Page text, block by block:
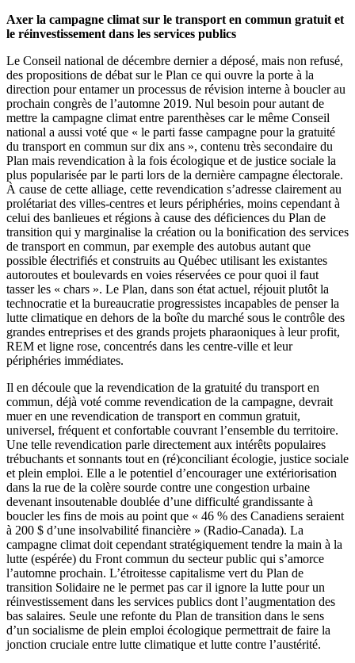
Axer la campagne climat sur le transport en commun gratuit et
le réinvestissement dans les services publics
Le Conseil national de décembre dernier a déposé, mais non refusé,
des propositions de débat sur le Plan ce qui ouvre la porte à la
direction pour entamer un processus de révision interne à boucler au
prochain congrès de l’automne 2019. Nul besoin pour autant de
mettre la campagne climat entre parenthèses car le même Conseil
national a aussi voté que « le parti fasse campagne pour la gratuité
du transport en commun sur dix ans », contenu très secondaire du
Plan mais revendication à la fois écologique et de justice sociale la
plus popularisée par le parti lors de la dernière campagne électorale.
À cause de cette alliage, cette revendication s’adresse clairement au
prolétariat des villes-centres et leurs périphéries, moins cependant à
celui des banlieues et régions à cause des déficiences du Plan de
transition qui y marginalise la création ou la bonification des services
de transport en commun, par exemple des autobus autant que
possible électrifiés et construits au Québec utilisant les existantes
autoroutes et boulevards en voies réservées ce pour quoi il faut
tasser les « chars ». Le Plan, dans son état actuel, réjouit plutôt la
technocratie et la bureaucratie progressistes incapables de penser la
lutte climatique en dehors de la boîte du marché sous le contrôle des
grandes entreprises et des grands projets pharaoniques à leur profit,
REM et ligne rose, concentrés dans les centre-ville et leur
périphéries immédiates.
Il en découle que la revendication de la gratuité du transport en
commun, déjà voté comme revendication de la campagne, devrait
muer en une revendication de transport en commun gratuit,
universel, fréquent et confortable couvrant l’ensemble du territoire.
Une telle revendication parle directement aux intérêts populaires
trébuchants et sonnants tout en (ré)conciliant écologie, justice sociale
et plein emploi. Elle a le potentiel d’encourager une extériorisation
dans la rue de la colère sourde contre une congestion urbaine
devenant insoutenable doublée d’une difficulté grandissante à
boucler les fins de mois au point que « 46 % des Canadiens seraient
à 200 $ d’une insolvabilité financière » (Radio-Canada). La
campagne climat doit cependant stratégiquement tendre la main à la
lutte (espérée) du Front commun du secteur public qui s’amorce
l’automne prochain. L’étroitesse capitalisme vert du Plan de
transition Solidaire ne le permet pas car il ignore la lutte pour un
réinvestissement dans les services publics dont l’augmentation des
bas salaires. Seule une refonte du Plan de transition dans le sens
d’un socialisme de plein emploi écologique permettrait de faire la
jonction cruciale entre lutte climatique et lutte contre l’austérité.